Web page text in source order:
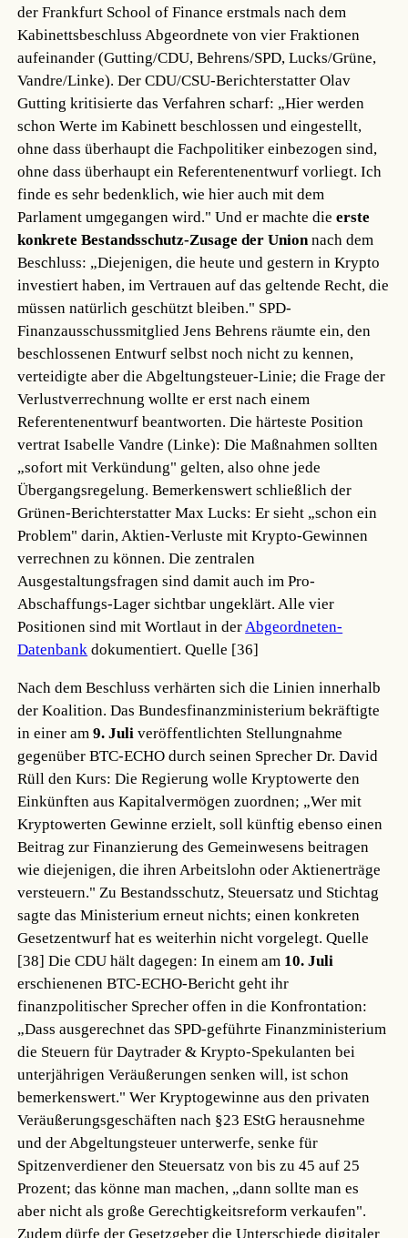
der Frankfurt School of Finance erstmals nach dem
Kabinettsbeschluss Abgeordnete von vier Fraktionen
aufeinander (Gutting/CDU, Behrens/SPD, Lucks/Grüne,
Vandre/Linke). Der CDU/CSU-Berichterstatter Olav
Gutting kritisierte das Verfahren scharf: „Hier werden
schon Werte im Kabinett beschlossen und eingestellt,
ohne dass überhaupt die Fachpolitiker einbezogen sind,
ohne dass überhaupt ein Referentenentwurf vorliegt. Ich
finde es sehr bedenklich, wie hier auch mit dem
Parlament umgegangen wird." Und er machte dieerste
konkrete Bestandsschutz-Zusage der Unionnach dem
Beschluss: „Diejenigen, die heute und gestern in Krypto
investiert haben, im Vertrauen auf das geltende Recht, die
müssen natürlich geschützt bleiben." SPD-
Finanzausschussmitglied Jens Behrens räumte ein, den
beschlossenen Entwurf selbst noch nicht zu kennen,
verteidigte aber die Abgeltungsteuer-Linie; die Frage der
Verlustverrechnung wollte er erst nach einem
Referentenentwurf beantworten. Die härteste Position
vertrat Isabelle Vandre (Linke): Die Maßnahmen sollten
„sofort mit Verkündung" gelten, also ohne jede
Übergangsregelung. Bemerkenswert schließlich der
Grünen-Berichterstatter Max Lucks: Er sieht „schon ein
Problem" darin, Aktien-Verluste mit Krypto-Gewinnen
verrechnen zu können. Die zentralen
Ausgestaltungsfragen sind damit auch im Pro-
Abschaffungs-Lager sichtbar ungeklärt. Alle vier
Positionen sind mit Wortlaut in derAbgeordneten-
Datenbank dokumentiert.Quelle [36]
Nach dem Beschluss verhärten sich die Linien innerhalb
der Koalition. Das Bundesfinanzministerium bekräftigte
in einer am9. Juli veröffentlichten Stellungnahme
gegenüber BTC-ECHO durch seinen Sprecher Dr. David
Rüll den Kurs: Die Regierung wolle Kryptowerte den
Einkünften aus Kapitalvermögen zuordnen; „Wer mit
Kryptowerten Gewinne erzielt, soll künftig ebenso einen
Beitrag zur Finanzierung des Gemeinwesens beitragen
wie diejenigen, die ihren Arbeitslohn oder Aktienerträge
versteuern." Zu Bestandsschutz, Steuersatz und Stichtag
sagte das Ministerium erneut nichts; einen konkreten
Gesetzentwurf hat es weiterhin nicht vorgelegt.Quelle
[38] Die CDU hält dagegen: In einem am 10. Juli
erschienenen BTC-ECHO-Bericht geht ihr
finanzpolitischer Sprecher offen in die Konfrontation:
„Dass ausgerechnet das SPD-geführte Finanzministerium
die Steuern für Daytrader & Krypto-Spekulanten bei
unterjährigen Veräußerungen senken will, ist schon
bemerkenswert." Wer Kryptogewinne aus den privaten
Veräußerungsgeschäften nach §23 EStG herausnehme
und der Abgeltungsteuer unterwerfe, senke für
Spitzenverdiener den Steuersatz von bis zu 45 auf 25
Prozent; das könne man machen, „dann sollte man es
aber nicht als große Gerechtigkeitsreform verkaufen".
Zudem dürfe der Gesetzgeber die Unterschiede digitaler